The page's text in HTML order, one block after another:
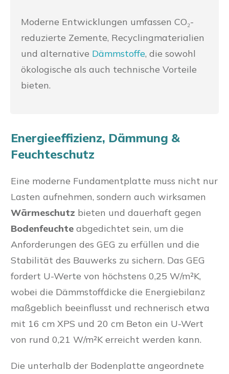
Moderne Entwicklungen umfassen CO₂-
reduzierte Zemente, Recyclingmaterialien
und alternative Dämmstoffe, die sowohl
ökologische als auch technische Vorteile
bieten.
Energieeffizienz, Dämmung &
Feuchteschutz
Eine moderne Fundamentplatte muss nicht nur
Lasten aufnehmen, sondern auch wirksamen
Wärmeschutz bieten und dauerhaft gegen
Bodenfeuchte abgedichtet sein, um die
Anforderungen des GEG zu erfüllen und die
Stabilität des Bauwerks zu sichern. Das GEG
fordert U-Werte von höchstens 0,25 W/m²K,
wobei die Dämmstoffdicke die Energiebilanz
maßgeblich beeinflusst und rechnerisch etwa
mit 16 cm XPS und 20 cm Beton ein U-Wert
von rund 0,21 W/m²K erreicht werden kann.
Die unterhalb der Bodenplatte angeordnete